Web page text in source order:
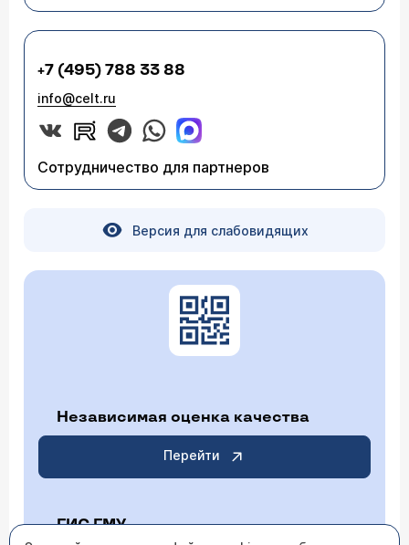
+7 (495) 788 33 88
info@celt.ru
Сотрудничество для партнеров
Версия для слабовидящих
Независимая оценка качества
Перейти
ГИС ГМУ